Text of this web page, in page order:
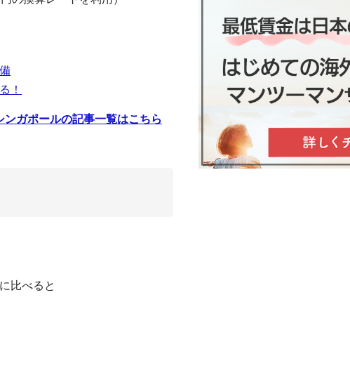
シンガポール移住までにすべき
シンガポール・１ヶ月の生活費を全
るべき１２の項目
結婚観と結婚制度を紹介。＋夫婦生活３つのポイ
！
ンガポールの記事一覧はこちら
比べると